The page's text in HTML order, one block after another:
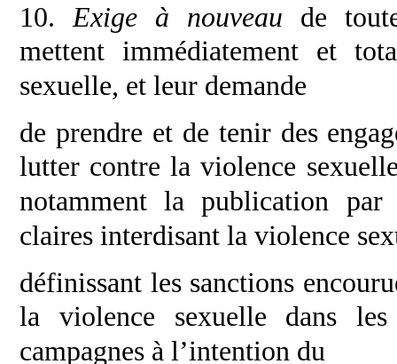
10. Exige à nouveau de
mettent immédiatement et
sexuelle, et leur demande
de prendre et de tenir des
lutter contrela violence
notamment la publication par
claires interdisant la violence
définissant les sanctions
la violence sexuelle dans
campagnes à l’intention du